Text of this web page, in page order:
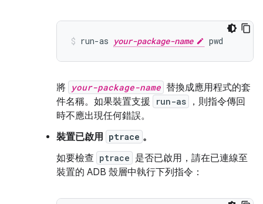
run-as your-package-name
將 your-package-name 替換成應用程式的套
件名稱。如果裝置支援
run-as
，則指令傳回
時不應出現任何錯誤。
裝置已啟用
ptrace 。
如要檢查 ptrace 是否已啟用，請在已連線至
裝置的 ADB 殼層中執行下列指令：